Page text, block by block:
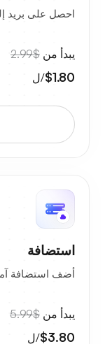
احصل على بريد
يبدأ من $2.99
$1.80/ل
استضافة
أضف استضافة
يبدأ من $5.99
$3.80/ل